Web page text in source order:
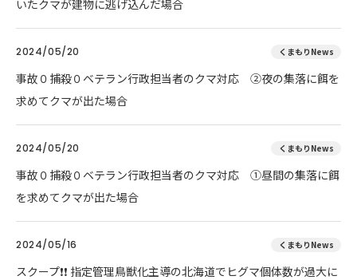
いたクマが建物に逃げ込んだ場合
2024/05/20 くまもりNews
事故０捕殺０ベテラン行政担当者のクマ対応 ②夜の集落に餌を
求めてクマが出た場合
2024/05/20 くまもりNews
事故０捕殺０ベテラン行政担当者のクマ対応 ①昼間の集落に餌
を求めてクマが出た場合
2024/05/16 くまもりNews
スクープ❗❗ 指定管理鳥獣化主導の北海道でヒグマ個体数が過大に